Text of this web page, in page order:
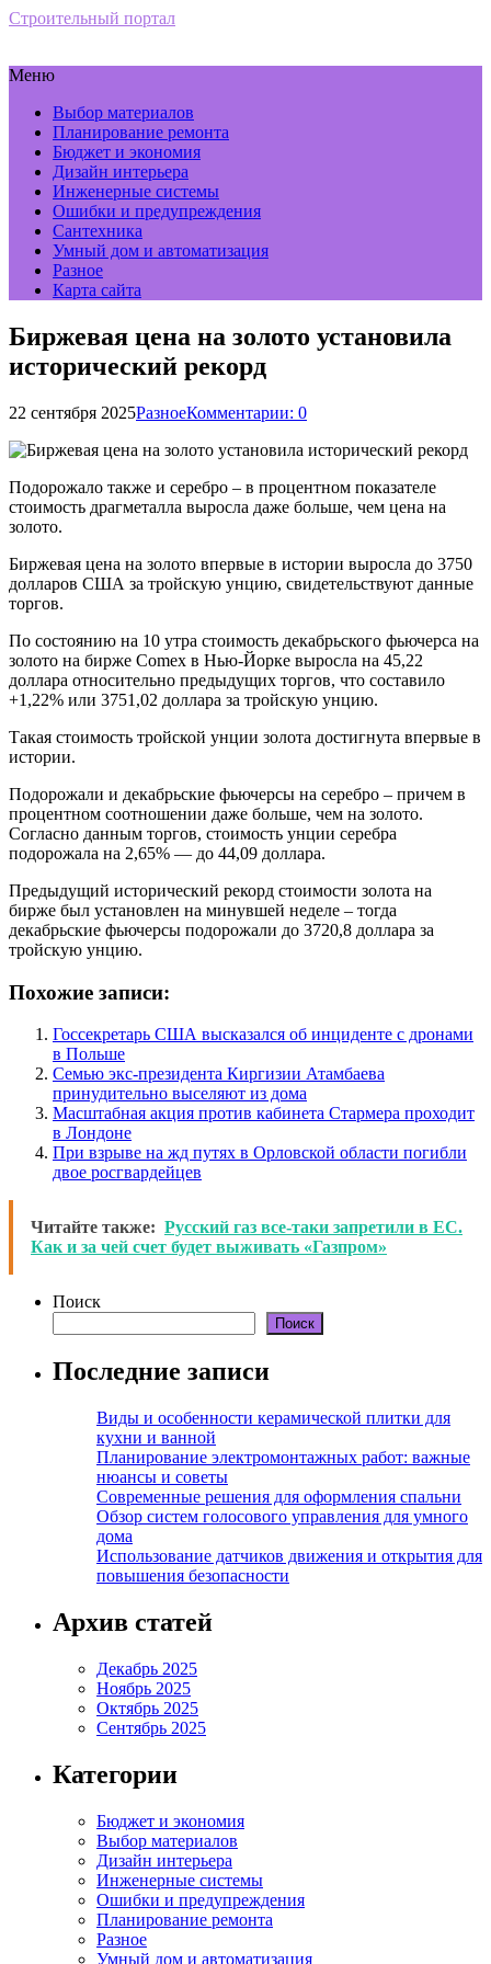
Строительный портал
Меню
Выбор материалов
Планирование ремонта
Бюджет и экономия
Дизайн интерьера
Инженерные системы
Ошибки и предупреждения
Сантехника
Умный дом и автоматизация
Разное
Карта сайта
Биржевая цена на золото установила
исторический рекорд
22 сентября 2025РазноеКомментарии: 0
Подорожало также и серебро – в процентном показателе
стоимость драгметалла выросла даже больше, чем цена на
золото.
Биржевая цена на золото впервые в истории выросла до 3750
долларов США за тройскую унцию, свидетельствуют данные
торгов.
По состоянию на 10 утра стоимость декабрьского фьючерса на
золото на бирже Comex в Нью-Йорке выросла на 45,22
доллара относительно предыдущих торгов, что составило
+1,22% или 3751,02 доллара за тройскую унцию.
Такая стоимость тройской унции золота достигнута впервые в
истории.
Подорожали и декабрьские фьючерсы на серебро – причем в
процентном соотношении даже больше, чем на золото.
Согласно данным торгов, стоимость унции серебра
подорожала на 2,65% — до 44,09 доллара.
Предыдущий исторический рекорд стоимости золота на
бирже был установлен на минувшей неделе – тогда
декабрьские фьючерсы подорожали до 3720,8 доллара за
тройскую унцию.
Похожие записи:
Госсекретарь США высказался об инциденте с дронами
в Польше
Семью экс-президента Киргизии Атамбаева
принудительно выселяют из дома
Масштабная акция против кабинета Стармера проходит
в Лондоне
При взрыве на жд путях в Орловской области погибли
двое росгвардейцев
Читайте также: Русский газ все-таки запретили в ЕС.
Как и за чей счет будет выживать «Газпром»
Поиск
Поиск
Последние записи
Виды и особенности керамической плитки для
кухни и ванной
Планирование электромонтажных работ: важные
нюансы и советы
Современные решения для оформления спальни
Обзор систем голосового управления для умного
дома
Использование датчиков движения и открытия для
повышения безопасности
Архив статей
Декабрь 2025
Ноябрь 2025
Октябрь 2025
Сентябрь 2025
Категории
Бюджет и экономия
Выбор материалов
Дизайн интерьера
Инженерные системы
Ошибки и предупреждения
Планирование ремонта
Разное
Умный дом и автоматизация